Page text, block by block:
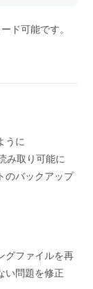
ド可能です。
うに
み取り可能に
のバックアップ
グファイルを再
い問題を修正